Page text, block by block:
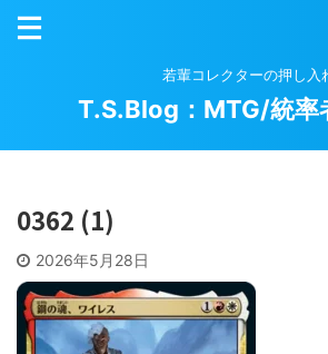
若輩コレクターの押し入
T.S.Blog：MTG/統率
0362 (1)
2026年5月28日